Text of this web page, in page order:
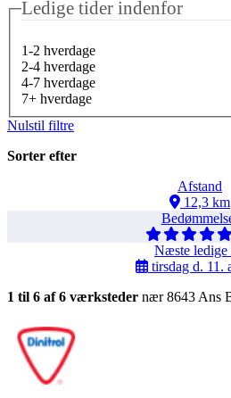
Ledige tider indenfor
1-2 hverdage
2-4 hverdage
4-7 hverdage
7+ hverdage
Nulstil filtre
Sorter efter
Afstand
12,3 km
Næste ledige
tirsdag d. 11.
1 til 6 af 6 værksteder nær 8643 Ans